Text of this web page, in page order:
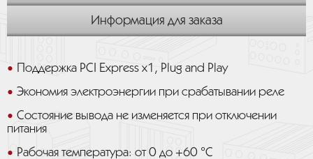
Информация для заказа
Поддержка PCI Express x1, Plug and Play
Экономия электроэнергии при срабатывании реле
Состояние вывода не изменяется при отключении
питания
Рабочая температура: от 0 до +60 °C